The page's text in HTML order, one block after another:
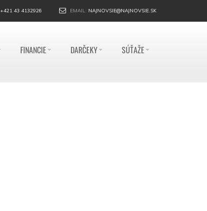
+421 43 4132926 EMAIL: NAJNOVSIE@NAJNOVSIE.SK
FINANCIE DARČEKY SÚŤAŽE